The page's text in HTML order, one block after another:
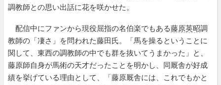
調教師との思い出話に花を咲かせた。
配信中にファンから現役屈指の名伯楽でもある藤原英昭調
教師の「凄さ」を問われた藤田氏。「馬を操るということに
関して、東西の調教師の中でも群を抜いてうまかった」と、
藤原師自身が馬術の天才だったことを明かし、同厩舎が好成
績を挙げている理由として、「藤原厩舎には、これでもかと